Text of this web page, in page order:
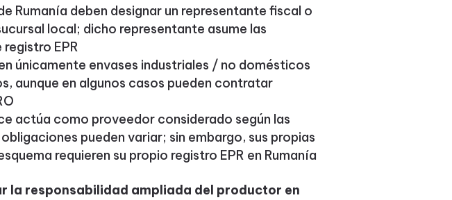
Rumanía deben designar un representante fiscal o
local; dicho representante asume las
EPR
únicamente envases industriales / no domésticos
aunque en algunos casos pueden contratar
actúa como proveedor considerado según las
pueden variar; sin embargo, sus propias
requieren su propio registro EPR en Rumanía
la responsabilidad ampliada del productor en